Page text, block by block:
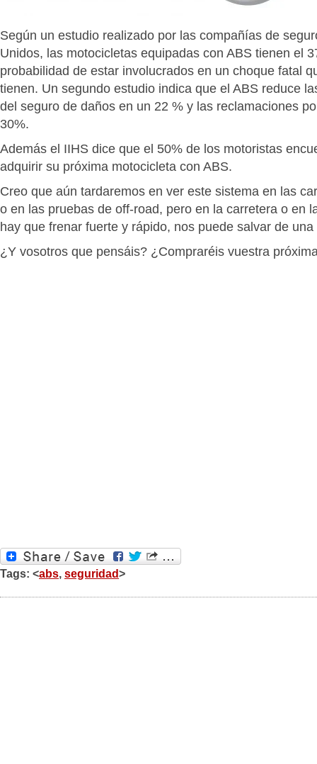
Según un estudio realizado por las compañías de
Unidos, las motocicletas equipadas con ABS tienen el
probabilidad de estar involucrados en un choque fatal
tienen. Un segundo estudio indica que el ABS reduce
del seguro de daños en un 22 % y las reclamaciones
30%.
Además el IIHS dice que el 50% de los motoristas
adquirir su próxima motocicleta con ABS.
Creo que aún tardaremos en ver este sistema en las
o en las pruebas de off-road, pero en la carretera o en
hay que frenar fuerte y rápido, nos puede salvar de
¿Y vosotros que pensáis? ¿Compraréis vuestra
Tags: <abs, seguridad>